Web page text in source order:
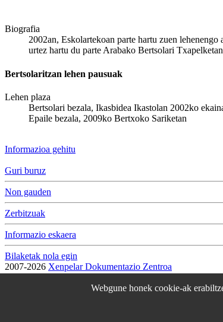
Biografia
2002an, Eskolartekoan parte hartu zuen
urtez hartu du parte Arabako Bertsolari
Bertsolaritzan lehen pausuak
Lehen plaza
Bertsolari bezala, Ikasbidea Ikastolan 2002ko
Epaile bezala, 2009ko Bertxoko Sariketan
Informazioa gehitu
Guri buruz
Non gauden
Zerbitzuak
Informazio eskaera
Bilaketak nola egin
2007-2026 Xenpelar Dokumentazio Zentroa
T. (+34) 943 69 42 77 / F. (+34) 943 69 30 41 / xenpelar
Webgune honek cookie-ak